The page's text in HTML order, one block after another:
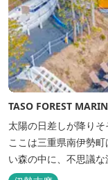
TASO FOREST
太陽の日差しが降りそ
ここは三重県南伊勢
い森の中に、不思議
のは3艇のヨット。日本初の森